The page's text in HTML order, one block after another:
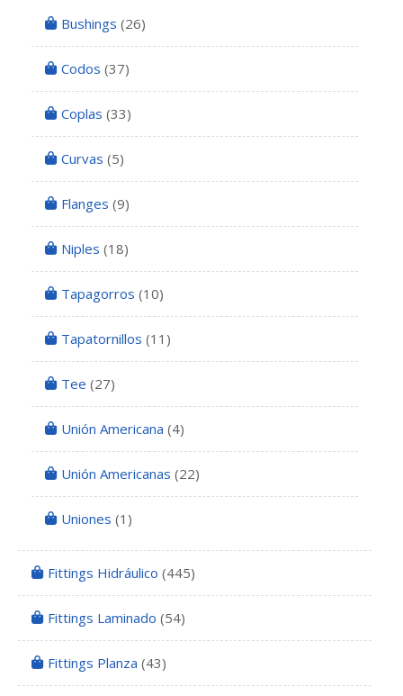
Bushings (26)
Codos (37)
Coplas (33)
Curvas (5)
Flanges (9)
Niples (18)
Tapagorros (10)
Tapatornillos (11)
Tee (27)
Unión Americana (4)
Unión Americanas (22)
Uniones (1)
Fittings Hidráulico (445)
Fittings Laminado (54)
Fittings Planza (43)